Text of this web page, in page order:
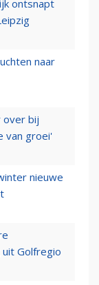
ontsnapt
naar
over bij
van groei'
nieuwe
Golfregio